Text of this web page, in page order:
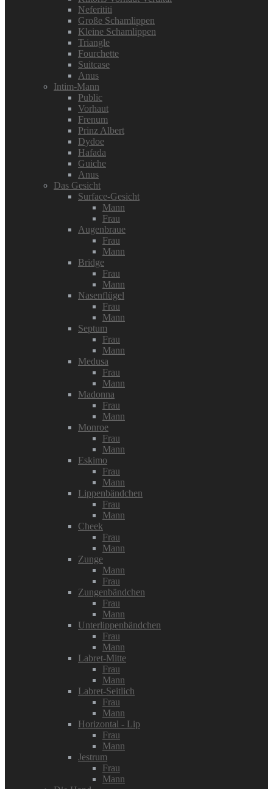
Neferititi
Große Schamlippen
Kleine Schamlippen
Triangle
Fourchette
Suitcase
Anus
Intim-Mann
Public
Vorhaut
Frenum
Prinz Albert
Dydoe
Hafada
Guiche
Anus
Das Gesicht
Surface-Gesicht
Mann
Frau
Augenbraue
Frau
Mann
Bridge
Frau
Mann
Nasenflügel
Frau
Mann
Septum
Frau
Mann
Medusa
Frau
Mann
Madonna
Frau
Mann
Monroe
Frau
Mann
Eskimo
Frau
Mann
Lippenbändchen
Frau
Mann
Cheek
Frau
Mann
Zunge
Mann
Frau
Zungenbändchen
Frau
Mann
Unterlippenbändchen
Frau
Mann
Labret-Mitte
Frau
Mann
Labret-Seitlich
Frau
Mann
Horizontal - Lip
Frau
Mann
Jestrum
Frau
Mann